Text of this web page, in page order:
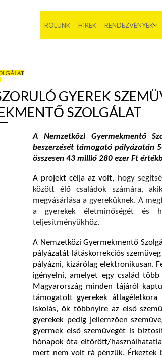
RÓLUNK HÍREK RENDEZVÉNYEK
GYEREK
SZOLGÁLAT
A Nemzetközi Gyermekmentő
beszerzését támogató pályázatán
összesen 43 millió 280 ezer Ft
A projekt célja az volt, hogy
között élő családok számára,
megvásárlása a gyereküknek. A
a gyerekek életminőségét és
teljesítményükhöz.
A Nemzetközi Gyermekmentő
pályázatát látáskorrekciós
pályázni, kizárólag elektronikusan.
igényelni, amelyet egy család
Magyarország minden tájáról
támogatott gyerekek
iskolás, ők többnyire az első
gyerekek pedig jellemzően
gyermek első szemüvegét is
hónapok óta eltörött/
mert nem volt rá pénzük. Érkeztek